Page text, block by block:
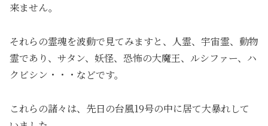
来ません。
それらの霊魂を波動で見てみますと、人霊、宇宙霊、動物
霊であり、サタン、妖怪、恐怖の大魔王、ルシファー、ハ
クビシン・・・などです。
これらの諸々は、先日の台風19号の中に居て大暴れして